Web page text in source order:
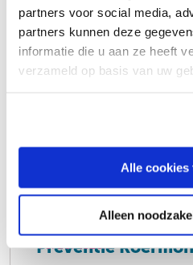
partners voor social media,
partners kunnen deze
informatie die u aan ze heeft
verzameld op basis van uw
Alle cookies
Alleen
Preventie
Verder lezen